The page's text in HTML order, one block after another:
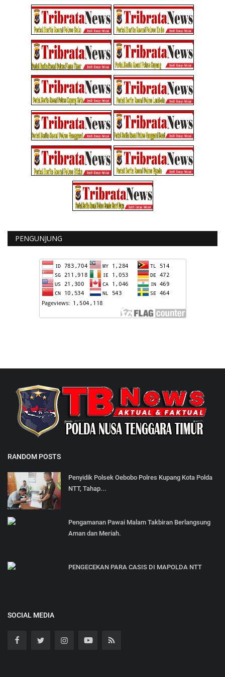
PENGUNJUNG
RANDOM POSTS
Penyidik Polsek Oebobo Polres Kupang Kota Polda
NTT, Tahap...
Pengamanan Pawai Malam Takbiran Berlangsung
Aman dan Meriah.
PENGECEKAN PARA CASIS DI MAPOLDA NTT
SOCIAL MEDIA